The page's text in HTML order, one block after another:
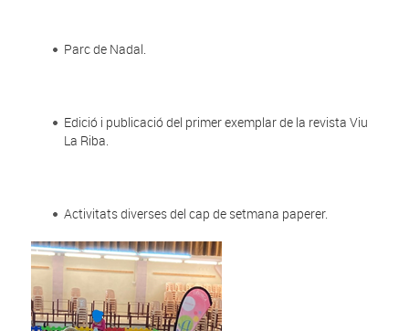
Parc de Nadal.
Edició i publicació del primer exemplar de la revista Viu
La Riba.
Activitats diverses del cap de setmana paperer.